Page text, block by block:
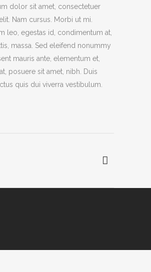
dolor sit amet, consectetuer
Nam cursus. Morbi ut mi.
leo, egestas id, condimentum at,
massa. Sed eleifend nonummy
mauris ante, elementum et,
posuere sit amet, nibh. Duis
quis dui viverra vestibulum.